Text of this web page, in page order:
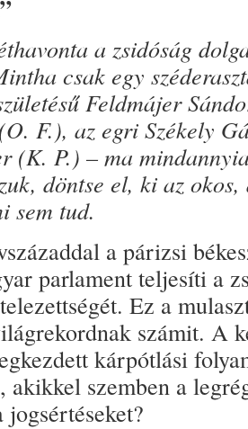
a zsidóság
csak egy
Feldmájer
F.), az egri Székely
(K. P.) – ma
döntse el, ki az
sem tud.
a párizsi
parlament teljesíti a
Ez a
számit. A
kárpótlási
akikkel szemben a